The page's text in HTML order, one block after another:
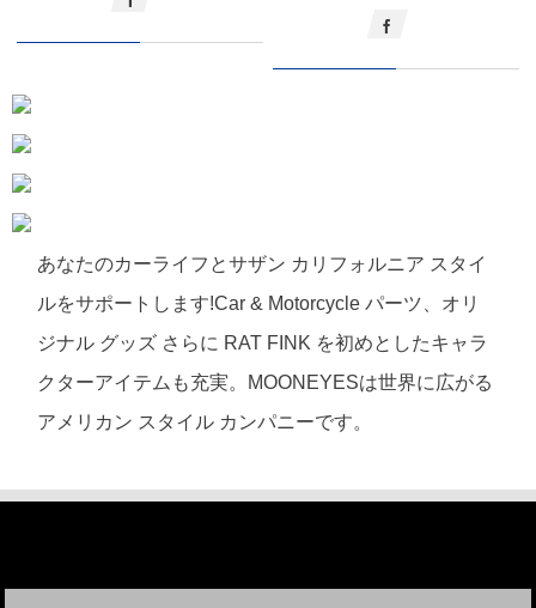
あなたのカーライフとサザン カリフォルニア スタイ
ルをサポートします!Car & Motorcycle パーツ、オリ
ジナル グッズ さらに RAT FINK を初めとしたキャラ
クターアイテムも充実。MOONEYESは世界に広がる
アメリカン スタイル カンパニーです。